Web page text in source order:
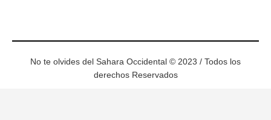
No te olvides del Sahara Occidental © 2023 / Todos los
derechos Reservados